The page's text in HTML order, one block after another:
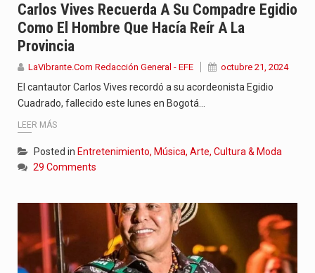
La investigación por la muerte de Kevin Arley Acosta Pico,…
Carlos Vives Recuerda A Su Compadre Egidio
Como El Hombre Que Hacía Reír A La
Provincia
LaVibrante.Com Redacción General - EFE octubre 21, 2024
El cantautor Carlos Vives recordó a su acordeonista Egidio
Cuadrado, fallecido este lunes en Bogotá…
LEER MÁS
Posted in Entretenimiento, Música, Arte, Cultura & Moda
29 Comments